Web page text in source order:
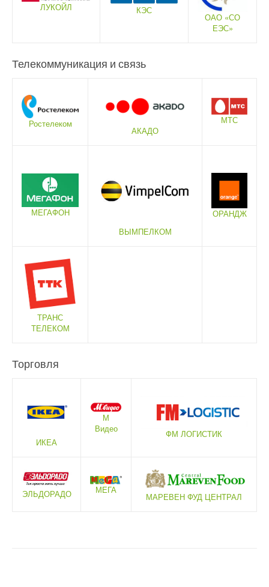
ЛУКОЙЛ КЭС
ОАО «СО
ЕЭС»
Телекоммуникация и связь
Ростелеком
АКАДО
МТС
МЕГАФОН
ВЫМПЕЛКОМ
ОРАНДЖ
ТРАНС
ТЕЛЕКОМ
Торговля
ИКЕА
М
Видео
ФМ ЛОГИСТИК
ЭЛЬДОРАДО МЕГА
МАРЕВЕН ФУД ЦЕНТРАЛ